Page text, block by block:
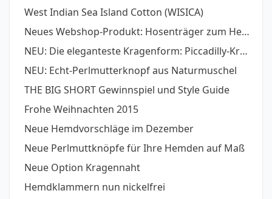
West Indian Sea Island Cotton (WISICA)
Neues Webshop-Produkt: Hosenträger zum Hemd
NEU: Die eleganteste Kragenform: Piccadilly-Kragen
NEU: Echt-Perlmutterknopf aus Naturmuschel
THE BIG SHORT Gewinnspiel und Style Guide
Frohe Weihnachten 2015
Neue Hemdvorschläge im Dezember
Neue Perlmuttknöpfe für Ihre Hemden auf Maß
Neue Option Kragennaht
Hemdklammern nun nickelfrei